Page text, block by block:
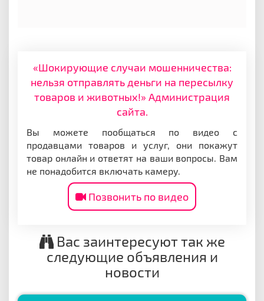
«Шокирующие случаи мошенничества:
нельзя отправлять деньги на пересылку
товаров и животных!» Администрация
сайта.
Вы можете пообщаться по видео с
продавцами товаров и услуг, они покажут
товар онлайн и ответят на ваши вопросы. Вам
не понадобится включать камеру.
Позвонить по видео
Вас заинтересуют так же
следующие объявления и
новости